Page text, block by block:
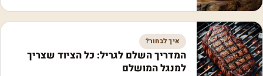
איך לבחור?
המדריך השלם לגריל: כל הציוד שצריך
למנגל המושלם